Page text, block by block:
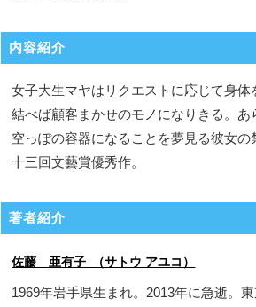
内容紹介
女子大生マヤはリクエストに応じて身体
結べば顧客まかせのモノになりきる。あ
空っぽの容器になることを夢見る彼女の
十三回文藝賞優秀作。
著者紹介
佐藤 亜有子 （サトウ アユコ）
1969年岩手県生まれ。2013年に急逝。東